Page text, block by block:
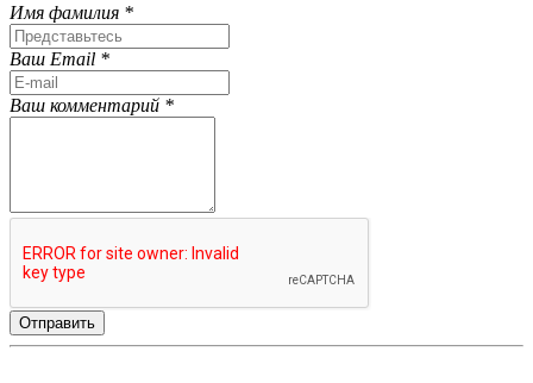
Имя фамилия *
Ваш Email *
Ваш комментарий *